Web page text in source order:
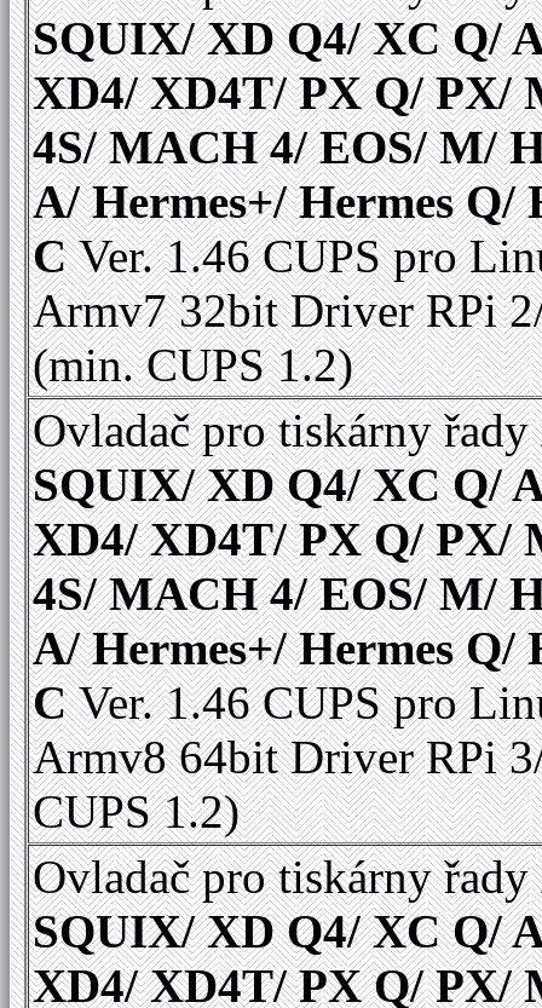
SQUIX/ XD Q4/ XC Q/
XD4/ XD4T/ PX Q/ PX/
4S/ MACH 4/ EOS/ M/
A/ Hermes+/ Hermes Q/
CVer. 1.46 CUPS pro
Armv7 32bit Driver RPi
(min. CUPS 1.2)
Ovladač pro tiskárny řady
SQUIX/ XD Q4/ XC Q/
XD4/ XD4T/ PX Q/ PX/
4S/ MACH 4/ EOS/ M/
A/ Hermes+/ Hermes Q/
CVer. 1.46 CUPS pro
Armv8 64bit Driver RPi
CUPS 1.2)
Ovladač pro tiskárny řady
SQUIX/ XD Q4/ XC Q/
XD4/ XD4T/ PX Q/ PX/